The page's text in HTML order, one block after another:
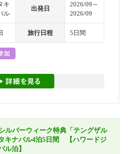
キ
ル
出発日
2026/09～
2026/09
旅行日程 5日間
バーウィーク特典「テングザル
キナバル4泊5日間 【ハワードジ
ル泊】